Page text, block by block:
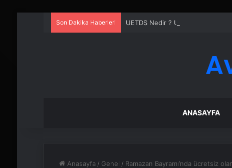
Son Dakika Haberleri UETDS Nedir ? Uetds.com İle Akıllı
ANASAYFA
Anasayfa / Genel / Ramazan Bayramı’nda ücretsiz